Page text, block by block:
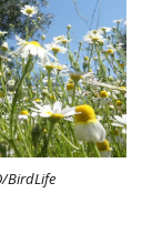
BirdLife